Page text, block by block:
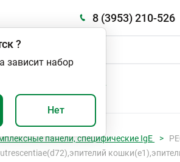
8 (3953) 210-526
?
зависит набор
Нет
панели, специфические IgE